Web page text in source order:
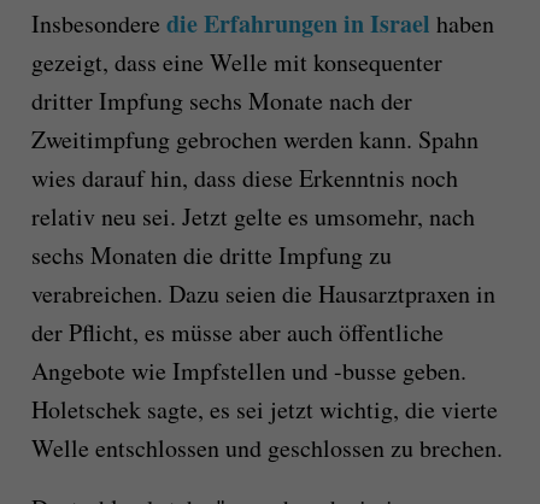
Insbesondere die Erfahrungen in Israel haben
gezeigt, dass eine Welle mit konsequenter
dritter Impfung sechs Monate nach der
Zweitimpfung gebrochen werden kann. Spahn
wies darauf hin, dass diese Erkenntnis noch
relativ neu sei. Jetzt gelte es umsomehr, nach
sechs Monaten die dritte Impfung zu
verabreichen. Dazu seien die Hausarztpraxen in
der Pflicht, es müsse aber auch öffentliche
Angebote wie Impfstellen und -busse geben.
Holetschek sagte, es sei jetzt wichtig, die vierte
Welle entschlossen und geschlossen zu brechen.